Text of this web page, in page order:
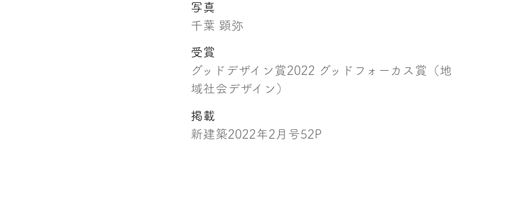
写真
千葉 顕弥
受賞
グッドデザイン賞2022 グッドフォーカス賞（地
域社会デザイン）
掲載
新建築2022年2月号52P